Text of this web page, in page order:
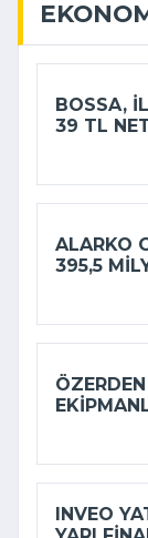
BOSSA,
39 TL
ALARKO
395,5
INVEO